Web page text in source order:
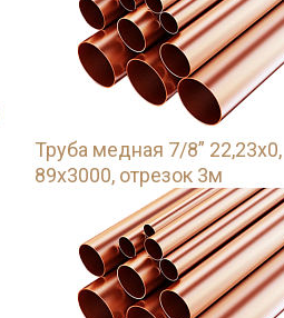
Труба медная 7/8” 22,23х0,
89х3000, отрезок 3м